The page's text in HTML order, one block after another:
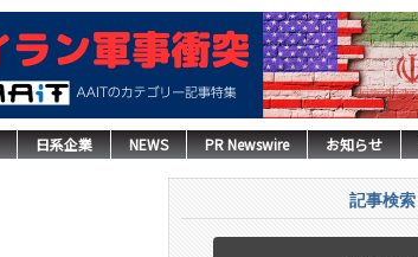
日系企業 NEWS PR Newswire お知らせ
記事検索